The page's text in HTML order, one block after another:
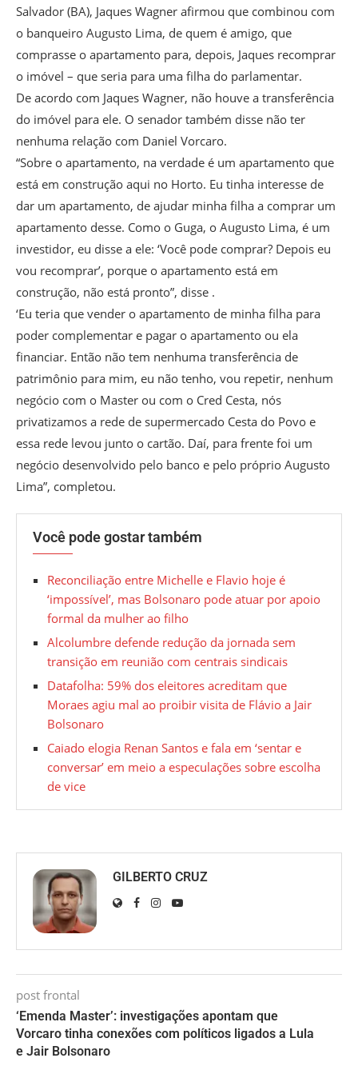
Salvador (BA), Jaques Wagner afirmou que combinou com
o banqueiro Augusto Lima, de quem é amigo, que
comprasse o apartamento para, depois, Jaques recomprar
o imóvel – que seria para uma filha do parlamentar.
De acordo com Jaques Wagner, não houve a transferência
do imóvel para ele. O senador também disse não ter
nenhuma relação com Daniel Vorcaro.
“Sobre o apartamento, na verdade é um apartamento que
está em construção aqui no Horto. Eu tinha interesse de
dar um apartamento, de ajudar minha filha a comprar um
apartamento desse. Como o Guga, o Augusto Lima, é um
investidor, eu disse a ele: ‘Você pode comprar? Depois eu
vou recomprar’, porque o apartamento está em
construção, não está pronto”, disse .
‘Eu teria que vender o apartamento de minha filha para
poder complementar e pagar o apartamento ou ela
financiar. Então não tem nenhuma transferência de
patrimônio para mim, eu não tenho, vou repetir, nenhum
negócio com o Master ou com o Cred Cesta, nós
privatizamos a rede de supermercado Cesta do Povo e
essa rede levou junto o cartão. Daí, para frente foi um
negócio desenvolvido pelo banco e pelo próprio Augusto
Lima”, completou.
Você pode gostar também
Reconciliação entre Michelle e Flavio hoje é
‘impossível’, mas Bolsonaro pode atuar por apoio
formal da mulher ao filho
Alcolumbre defende redução da jornada sem
transição em reunião com centrais sindicais
Datafolha: 59% dos eleitores acreditam que
Moraes agiu mal ao proibir visita de Flávio a Jair
Bolsonaro
Caiado elogia Renan Santos e fala em ‘sentar e
conversar’ em meio a especulações sobre escolha
de vice
GILBERTO CRUZ
post frontal
‘Emenda Master’: investigações apontam que
Vorcaro tinha conexões com políticos ligados a Lula
e Jair Bolsonaro